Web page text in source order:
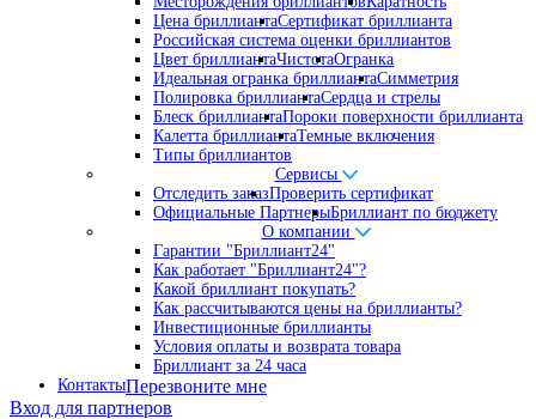
Цена бриллиантаСертификат бриллианта
Российская система оценки бриллиантов
Цвет бриллиантаЧистотаОгранка
Идеальная огранка бриллиантаСимметрия
Полировка бриллиантаСердца и стрелы
Блеск бриллиантаПороки поверхности бриллианта
Калетта бриллиантаТемные включения
Типы бриллиантов
Сервисы
Отследить заказПроверить сертификат
Официальные ПартнерыБриллиант по бюджету
О компании
Гарантии "Бриллиант24"
Как работает "Бриллиант24"?
Какой бриллиант покупать?
Как рассчитываются цены на бриллианты?
Инвестиционные бриллианты
Условия оплаты и возврата товара
Бриллиант за 24 часа
КонтактыПерезвоните мне
Вход для партнеров